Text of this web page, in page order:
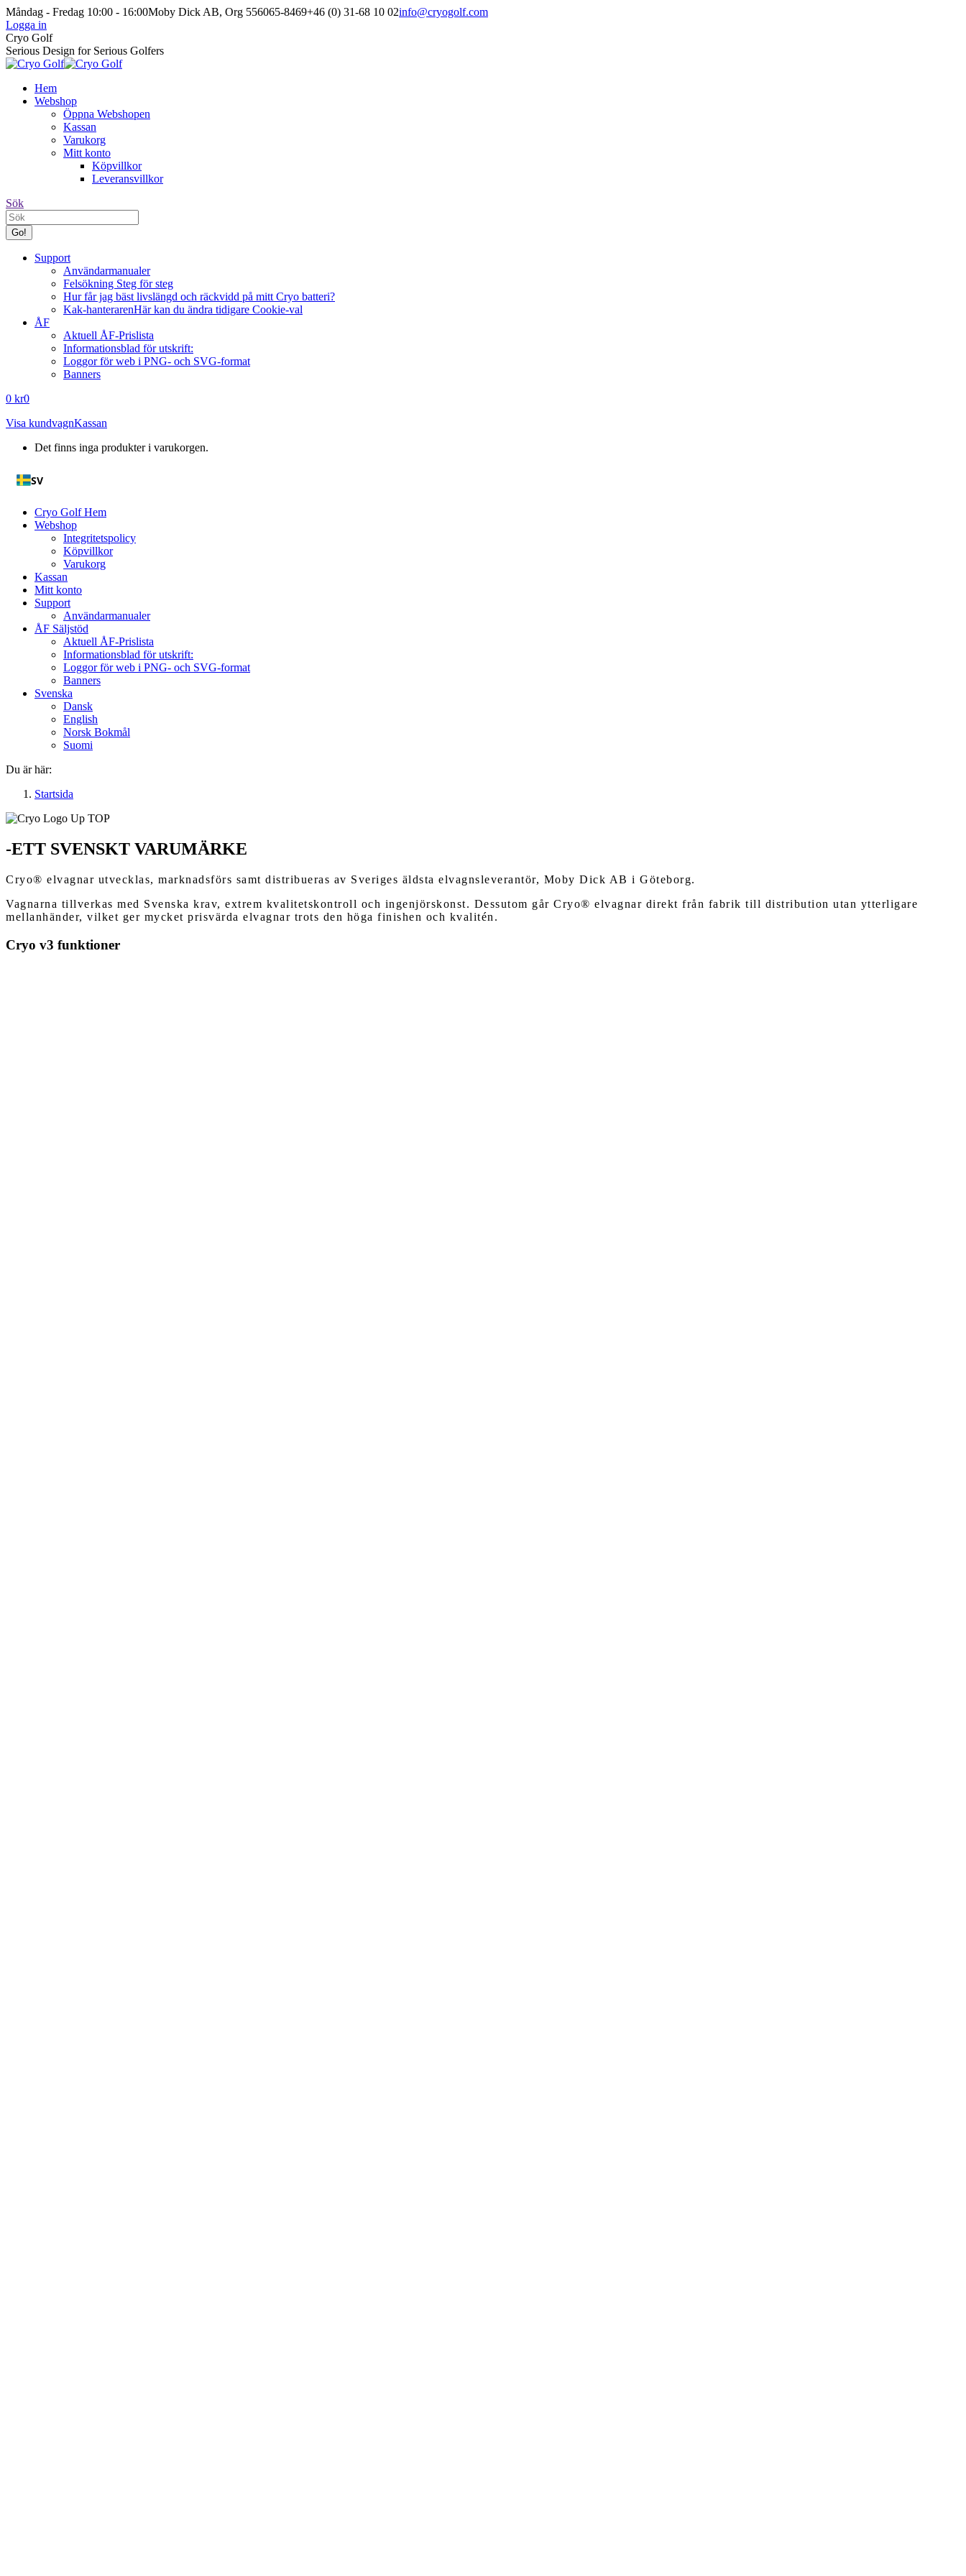
Skip
to
content
Måndag - Fredag 10:00 - 16:00Moby Dick AB, Org 556065-8469+46 (0) 31-68 10 02info@cryogolf.com
Logga in
Facebook
page
opens
new
window
Instagram
page
opens
new
window
Cryo Golf
Serious Design for Serious Golfers
Hem
Webshop
Öppna Webshopen
Kassan
Varukorg
Mitt konto
Köpvillkor
Leveransvillkor
Search:
Sök
Support
Användarmanualer
Felsökning Steg för steg
Hur får jag bäst livslängd och räckvidd på mitt Cryo batteri?
Kak-hanterarenHär kan du ändra tidigare Cookie-val
ÅF
Aktuell ÅF-Prislista
Informationsblad för utskrift:
Loggor för web i PNG- och SVG-format
Banners
0 kr0
Visa kundvagnKassan
Det finns inga produkter i varukorgen.
SV
Cryo Golf Hem
Webshop
Integritetspolicy
Köpvillkor
Varukorg
Kassan
Mitt konto
Support
Användarmanualer
ÅF Säljstöd
Aktuell ÅF-Prislista
Informationsblad för utskrift:
Loggor för web i PNG- och SVG-format
Banners
Svenska
Dansk
English
Norsk Bokmål
Suomi
Du är här:
Startsida
-ETT SVENSKT VARUMÄRKE
Cryo® elvagnar utvecklas, marknadsförs samt distribueras av Sveriges äldsta elvagnsleverantör, Moby Dick AB i Göteborg.
Vagnarna tillverkas med Svenska krav, extrem kvalitetskontroll och ingenjörskonst. Dessutom går Cryo® elvagnar direkt från fabrik till distribution utan ytterligare
mellanhänder, vilket ger mycket prisvärda elvagnar trots den höga finishen och kvalitén.
Cryo v3 funktioner